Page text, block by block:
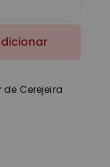
de Cerejeira